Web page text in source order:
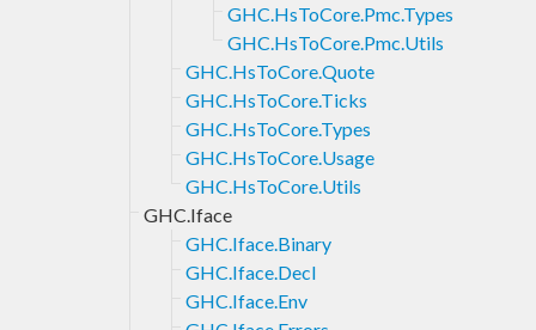
GHC.HsToCore.Pmc.Types
GHC.HsToCore.Pmc.Utils
GHC.HsToCore.Quote
GHC.HsToCore.Ticks
GHC.HsToCore.Types
GHC.HsToCore.Usage
GHC.HsToCore.Utils
GHC.Iface
GHC.Iface.Binary
GHC.Iface.Decl
GHC.Iface.Env